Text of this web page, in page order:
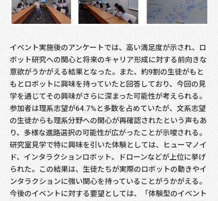
イベント実施後のアンケートでは、高い満足度が示され、ロ
ボット研究への関心と将来のキャリア形成に対する前向きな
意欲がうかがえる結果となった。また、約9割の生徒がもと
もとロボットに興味を持っていたと回答しており、今回の見
学を通じてその興味がさらに深まった可能性が考えられる。
参加者は理系志望が64.7%と多数を占めていたが、文系志望
の生徒からも理系分野への関心が再確認されたという声もあ
り、多様な進路選択の可能性が広がったことが示唆される。
研究室見学で特に興味を引いた体験としては、ヒューマノイ
ド、インタラクションロボット、ドローンなどが上位に挙げ
られた。この結果は、生徒たちが実際のロボットの動きやイ
ンタラクションに強い関心を持っていることがうかがえる。
今後のイベントに対する要望としては、「体験型のイベント